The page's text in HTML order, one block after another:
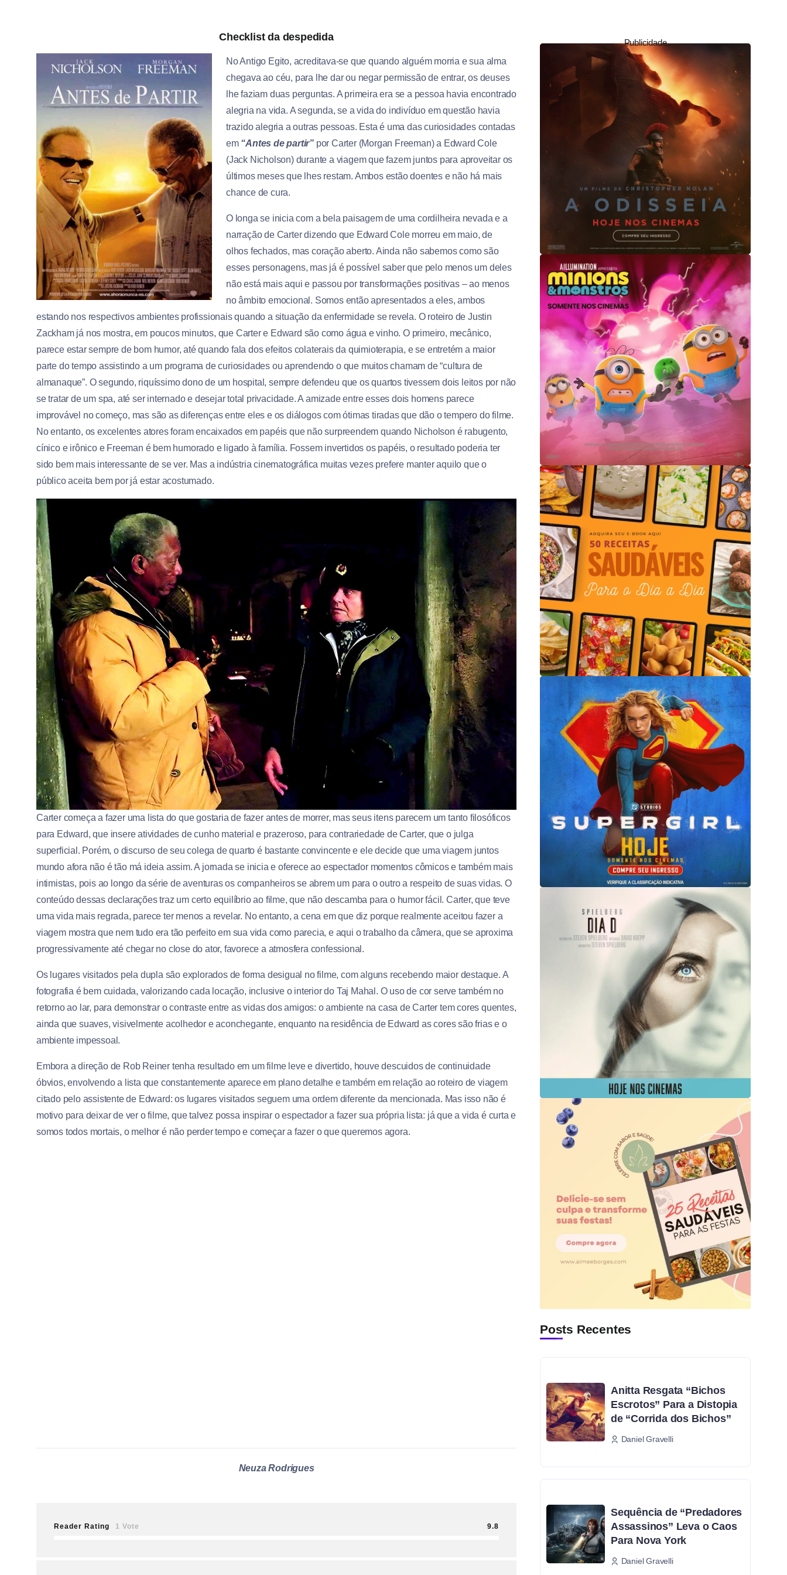
Checklist da despedida
No Antigo Egito, acreditava-se que quando alguém morria e sua alma
chegava ao céu, para lhe dar ou negar permissão de entrar, os deuses
lhe faziam duas perguntas. A primeira era se a pessoa havia encontrado
alegria na vida. A segunda, se a vida do indivíduo em questão havia
trazido alegria a outras pessoas. Esta é uma das curiosidades contadas
em “Antes de partir” por Carter (Morgan Freeman) a Edward Cole
(Jack Nicholson) durante a viagem que fazem juntos para aproveitar os
últimos meses que lhes restam. Ambos estão doentes e não há mais
chance de cura.
O longa se inicia com a bela paisagem de uma cordilheira nevada e a
narração de Carter dizendo que Edward Cole morreu em maio, de
olhos fechados, mas coração aberto. Ainda não sabemos como são
esses personagens, mas já é possível saber que pelo menos um deles
não está mais aqui e passou por transformações positivas – ao menos
no âmbito emocional. Somos então apresentados a eles, ambos
estando nos respectivos ambientes profissionais quando a situação da enfermidade se revela. O roteiro de Justin
Zackham já nos mostra, em poucos minutos, que Carter e Edward são como água e vinho. O primeiro, mecânico,
parece estar sempre de bom humor, até quando fala dos efeitos colaterais da quimioterapia, e se entretém a maior
parte do tempo assistindo a um programa de curiosidades ou aprendendo o que muitos chamam de “cultura de
almanaque”. O segundo, riquíssimo dono de um hospital, sempre defendeu que os quartos tivessem dois leitos por não
se tratar de um spa, até ser internado e desejar total privacidade. A amizade entre esses dois homens parece
improvável no começo, mas são as diferenças entre eles e os diálogos com ótimas tiradas que dão o tempero do filme.
No entanto, os excelentes atores foram encaixados em papéis que não surpreendem quando Nicholson é rabugento,
cínico e irônico e Freeman é bem humorado e ligado à família. Fossem invertidos os papéis, o resultado poderia ter
sido bem mais interessante de se ver. Mas a indústria cinematográfica muitas vezes prefere manter aquilo que o
público aceita bem por já estar acostumado.
Carter começa a fazer uma lista do que gostaria de fazer antes de morrer, mas seus itens parecem um tanto filosóficos
para Edward, que insere atividades de cunho material e prazeroso, para contrariedade de Carter, que o julga
superficial. Porém, o discurso de seu colega de quarto é bastante convincente e ele decide que uma viagem juntos
mundo afora não é tão má ideia assim. A jornada se inicia e oferece ao espectador momentos cômicos e também mais
intimistas, pois ao longo da série de aventuras os companheiros se abrem um para o outro a respeito de suas vidas. O
conteúdo dessas declarações traz um certo equilíbrio ao filme, que não descamba para o humor fácil. Carter, que teve
uma vida mais regrada, parece ter menos a revelar. No entanto, a cena em que diz porque realmente aceitou fazer a
viagem mostra que nem tudo era tão perfeito em sua vida como parecia, e aqui o trabalho da câmera, que se aproxima
progressivamente até chegar no close do ator, favorece a atmosfera confessional.
Os lugares visitados pela dupla são explorados de forma desigual no filme, com alguns recebendo maior destaque. A
fotografia é bem cuidada, valorizando cada locação, inclusive o interior do Taj Mahal. O uso de cor serve também no
retorno ao lar, para demonstrar o contraste entre as vidas dos amigos: o ambiente na casa de Carter tem cores quentes,
ainda que suaves, visivelmente acolhedor e aconchegante, enquanto na residência de Edward as cores são frias e o
ambiente impessoal.
Embora a direção de Rob Reiner tenha resultado em um filme leve e divertido, houve descuidos de continuidade
óbvios, envolvendo a lista que constantemente aparece em plano detalhe e também em relação ao roteiro de viagem
citado pelo assistente de Edward: os lugares visitados seguem uma ordem diferente da mencionada. Mas isso não é
motivo para deixar de ver o filme, que talvez possa inspirar o espectador a fazer sua própria lista: já que a vida é curta e
somos todos mortais, o melhor é não perder tempo e começar a fazer o que queremos agora.
Neuza Rodrigues
Reader Rating 1 Vote 9.8
Publicidade
Posts Recentes
Anitta Resgata “Bichos
Escrotos” Para a Distopia
de “Corrida dos Bichos”
Daniel Gravelli
Sequência de “Predadores
Assassinos” Leva o Caos
Para Nova York
Daniel Gravelli